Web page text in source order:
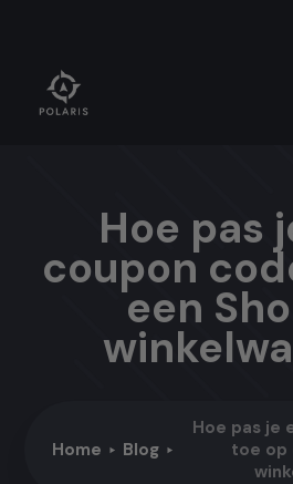
Hoe pas
coupon
een
Home Blog
Hoe pas je
toe op